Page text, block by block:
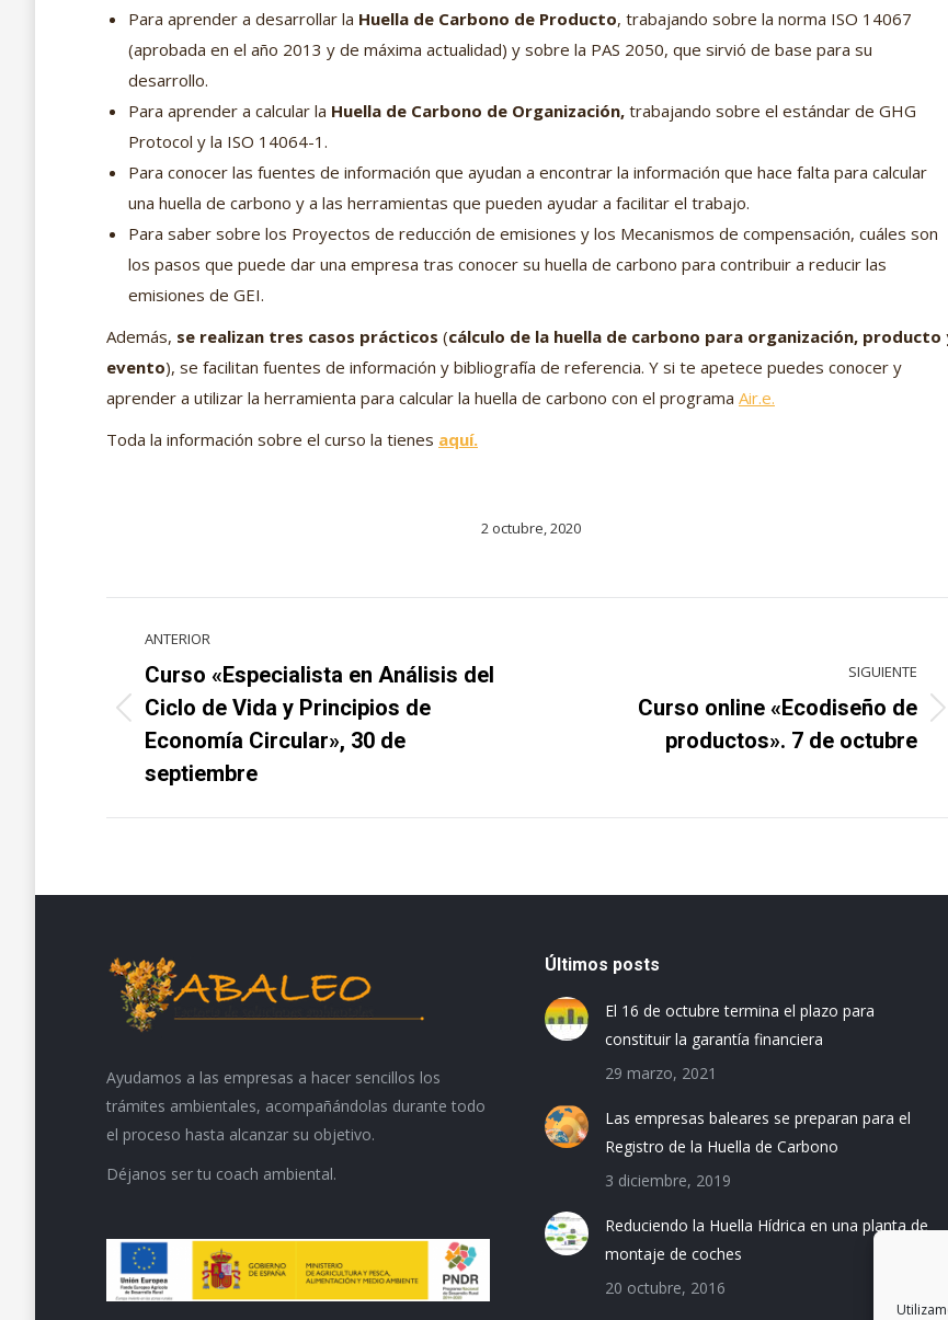
Para aprender a desarrollar la Huella de Carbono de Producto, trabajando sobre la norma ISO 14067
(aprobada en el año 2013 y de máxima actualidad) y sobre la PAS 2050, que sirvió de base para su
desarrollo.
Para aprender a calcular la Huella de Carbono de Organización, trabajando sobre el estándar de GHG
Protocol y la ISO 14064-1.
Para conocer las fuentes de información que ayudan a encontrar la información que hace falta para calcular
una huella de carbono y a las herramientas que pueden ayudar a facilitar el trabajo.
Para saber sobre los Proyectos de reducción de emisiones y los Mecanismos de compensación, cuáles son
los pasos que puede dar una empresa tras conocer su huella de carbono para contribuir a reducir las
emisiones de GEI.
Además, se realizan tres casos prácticos (cálculo de la huella de carbono para organización, producto
evento), se facilitan fuentes de información y bibliografía de referencia. Y si te apetece puedes conocer y
aprender a utilizar la herramienta para calcular la huella de carbono con el programa Air.e.
Toda la información sobre el curso la tienes aquí.
2 octubre, 2020
entre
proyectos
ANTERIOR
Proyecto
anterior
Curso «Especialista en Análisis del
Ciclo de Vida y Principios de
Economía Circular», 30 de
septiembre
SIGUIENTE
Curso online «Ecodiseño de
productos». 7 de octubre
Ayudamos a las empresas a hacer sencillos los
trámites ambientales, acompañándolas durante todo
el proceso hasta alcanzar su objetivo.
Déjanos ser tu coach ambiental.
Últimos posts
El 16 de octubre termina el plazo para
constituir la garantía financiera
29 marzo, 2021
Las empresas baleares se preparan para el
Registro de la Huella de Carbono
3 diciembre, 2019
Reduciendo la Huella Hídrica en una planta de
montaje de coches
20 octubre, 2016